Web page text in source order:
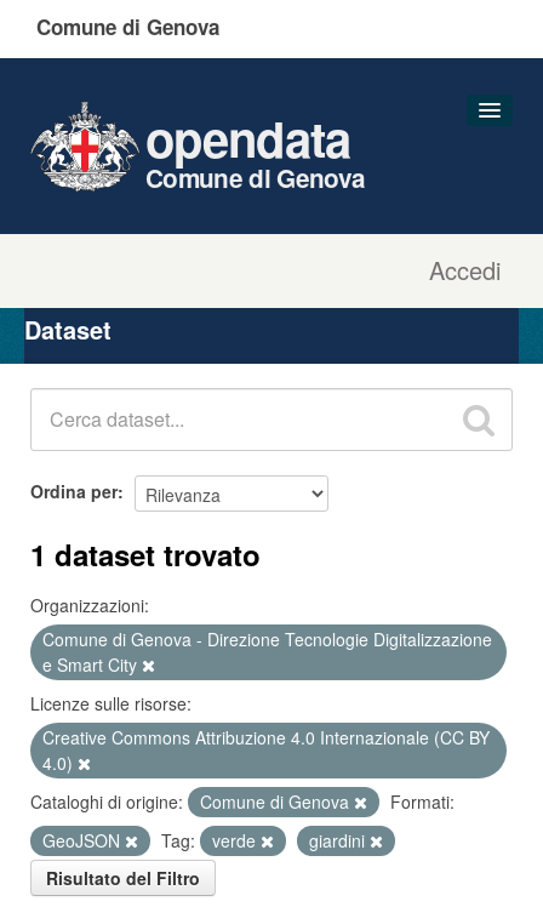
Comune di Genova
Accedi
opendata
Comune di Genova
Organizzazioni
Gruppi
Dataset
Ordina per
1 dataset trovato
Organizzazioni:
Comune di Genova - Direzione Tecnologie Digitalizzazione
e Smart City
Licenze sulle risorse:
Creative Commons Attribuzione 4.0 Internazionale (CC BY
4.0)
Cataloghi di origine:
Comune di Genova
Formati:
GeoJSON
Tag: verde
giardini
Risultato del Filtro